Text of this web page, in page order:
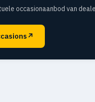
occasionaanbod van
↗